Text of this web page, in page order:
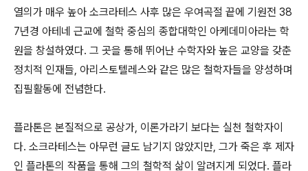
열의가 매우 높아 소크라테스 사후 많은 우여곡절 끝에 기원전 38
7년경 아테네 근교에 철학 중심의 종합대학인 아케데미아라는 학
원을 창설하였다. 그 곳을 통해 뛰어난 수학자와 높은 교양을 갖춘
정치적 인재들, 아리스토텔레스와 같은 많은 철학자들을 양성하며
집필활동에 전념한다.
플라톤은 본질적으로 공상가, 이론가라기 보다는 실천 철학자이
다. 소크라테스는 아무런 글도 남기지 않았지만, 그가 죽은 후 제자
인 플라톤의 작품을 통해 그의 철학적 삶이 알려지게 되었다. 플라